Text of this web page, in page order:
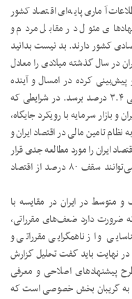
آماری پایه‌ای اقتصاد کشور
مئول در مقابل مردم و
کشور دارند. بد نیست بدانید
در سال گذشته میلادی را معادل
پیش‌بینی کرده در امسال و آینده
میلادی این رقم به ترتیب به منفی ۲.۷ و منفی ۳.۴ درصد برسد. در شرایطی که
بازار سرمایه با رویکرد جایگاه،
تامین مالی در اقتصاد ایران و
ایران را مورد مطالعه جدی قرار
داد تا تنفس بنگاه‌های کوچک و متوسط که می‌توانند سقف ۸۰ درصد از اقتصاد
متوسط در ایران در مقایسه با
ضرورت دارد ضعف‌های مقرراتی،
و از ناهمگرایی مقرراتی و
در نهایت باید گفت تحلیل گزارش
پیشنهادهای اصلاحی و معرفی
به گریبان بخش خصوصی است که